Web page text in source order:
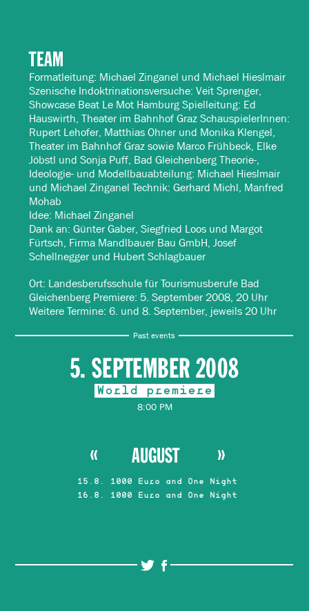
TEAM
Formatleitung: Michael Zinganel und Michael Hieslmair
Szenische Indoktrinationsversuche: Veit Sprenger,
Showcase Beat Le Mot Hamburg Spielleitung: Ed
Hauswirth, Theater im Bahnhof Graz SchauspielerInnen:
Rupert Lehofer, Matthias Ohner und Monika Klengel,
Theater im Bahnhof Graz sowie Marco Frühbeck, Elke
Jöbstl und Sonja Puff, Bad Gleichenberg Theorie-,
Ideologie- und Modellbauabteilung: Michael Hieslmair
und Michael Zinganel Technik: Gerhard Michl, Manfred
Mohab
Idee: Michael Zinganel
Dank an: Günter Gaber, Siegfried Loos und Margot
Fürtsch, Firma Mandlbauer Bau GmbH, Josef
Schellnegger und Hubert Schlagbauer
Ort: Landesberufsschule für Tourismusberufe Bad
Gleichenberg Premiere: 5. September 2008, 20 Uhr
Weitere Termine: 6. und 8. September, jeweils 20 Uhr
Past events
5. SEPTEMBER 2008
World premiere
8:00 PM
AUGUST
15.8. 1000 Euro and One Night
16.8. 1000 Euro and One Night